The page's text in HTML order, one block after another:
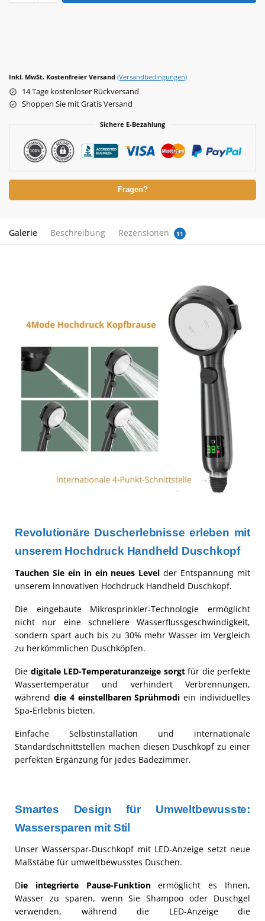
Inkl. MwSt. Kostenfreier Versand (Versandbedingungen)
14 Tage kostenloser Rückversand
Shoppen Sie mit Gratis Versand
Sichere E-Bezahlung
Fragen?
Galerie Beschreibung Rezensionen 11
Revolutionäre Duscherlebnisse erleben mit
unserem Hochdruck Handheld Duschkopf
Tauchen Sie ein in ein neues Level der Entspannung mit
unserem innovativen Hochdruck Handheld Duschkopf.
Die eingebaute Mikrosprinkler-Technologie ermöglicht
nicht nur eine schnellere Wasserflussgeschwindigkeit,
sondern spart auch bis zu 30% mehr Wasser im Vergleich
zu herkömmlichen Duschköpfen.
Die digitale LED-Temperaturanzeige sorgtfür die perfekte
Wassertemperatur und verhindert Verbrennungen,
während die 4 einstellbaren Sprühmodi ein individuelles
Spa-Erlebnis bieten.
Einfache Selbstinstallation und internationale
Standardschnittstellen machen diesen Duschkopf zu einer
perfekten Ergänzung für jedes Badezimmer.
Smartes Design für Umweltbewusste:
Wassersparen mit Stil
Unser Wasserspar-Duschkopf mit LED-Anzeige setzt neue
Maßstäbe für umweltbewusstes Duschen.
Die integrierte Pause-Funktionermöglicht es Ihnen,
Wasser zu sparen, wenn Sie Shampoo oder Duschgel
verwenden, während die LED-Anzeige die